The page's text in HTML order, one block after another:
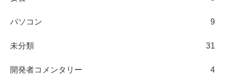
パソコン 9
未分類 31
開発者コメンタリー 4